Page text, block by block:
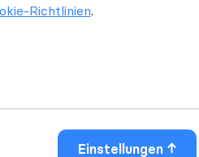
Richtlinien.
Einstellungen